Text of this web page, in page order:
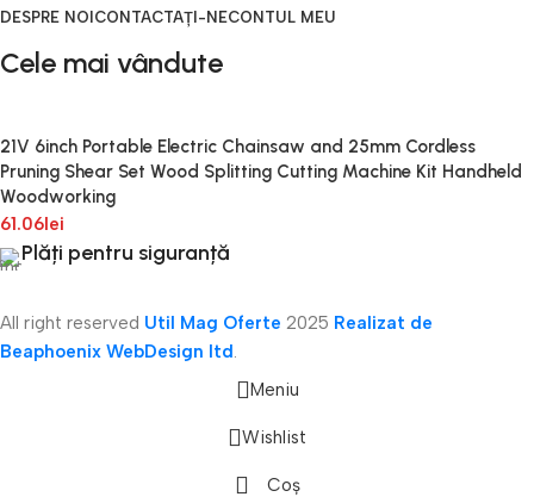
DESPRE NOI CONTACTAȚI-NECONTUL MEU
Cele mai vândute
21V 6inch Portable Electric Chainsaw and 25mm Cordless
Pruning Shear Set Wood Splitting Cutting Machine Kit Handheld
Woodworking
61.06lei
Plăți pentru siguranță
All right reserved Util Mag Oferte 2025 Realizat de
Beaphoenix WebDesign ltd.
Meniu
Wishlist
Coș